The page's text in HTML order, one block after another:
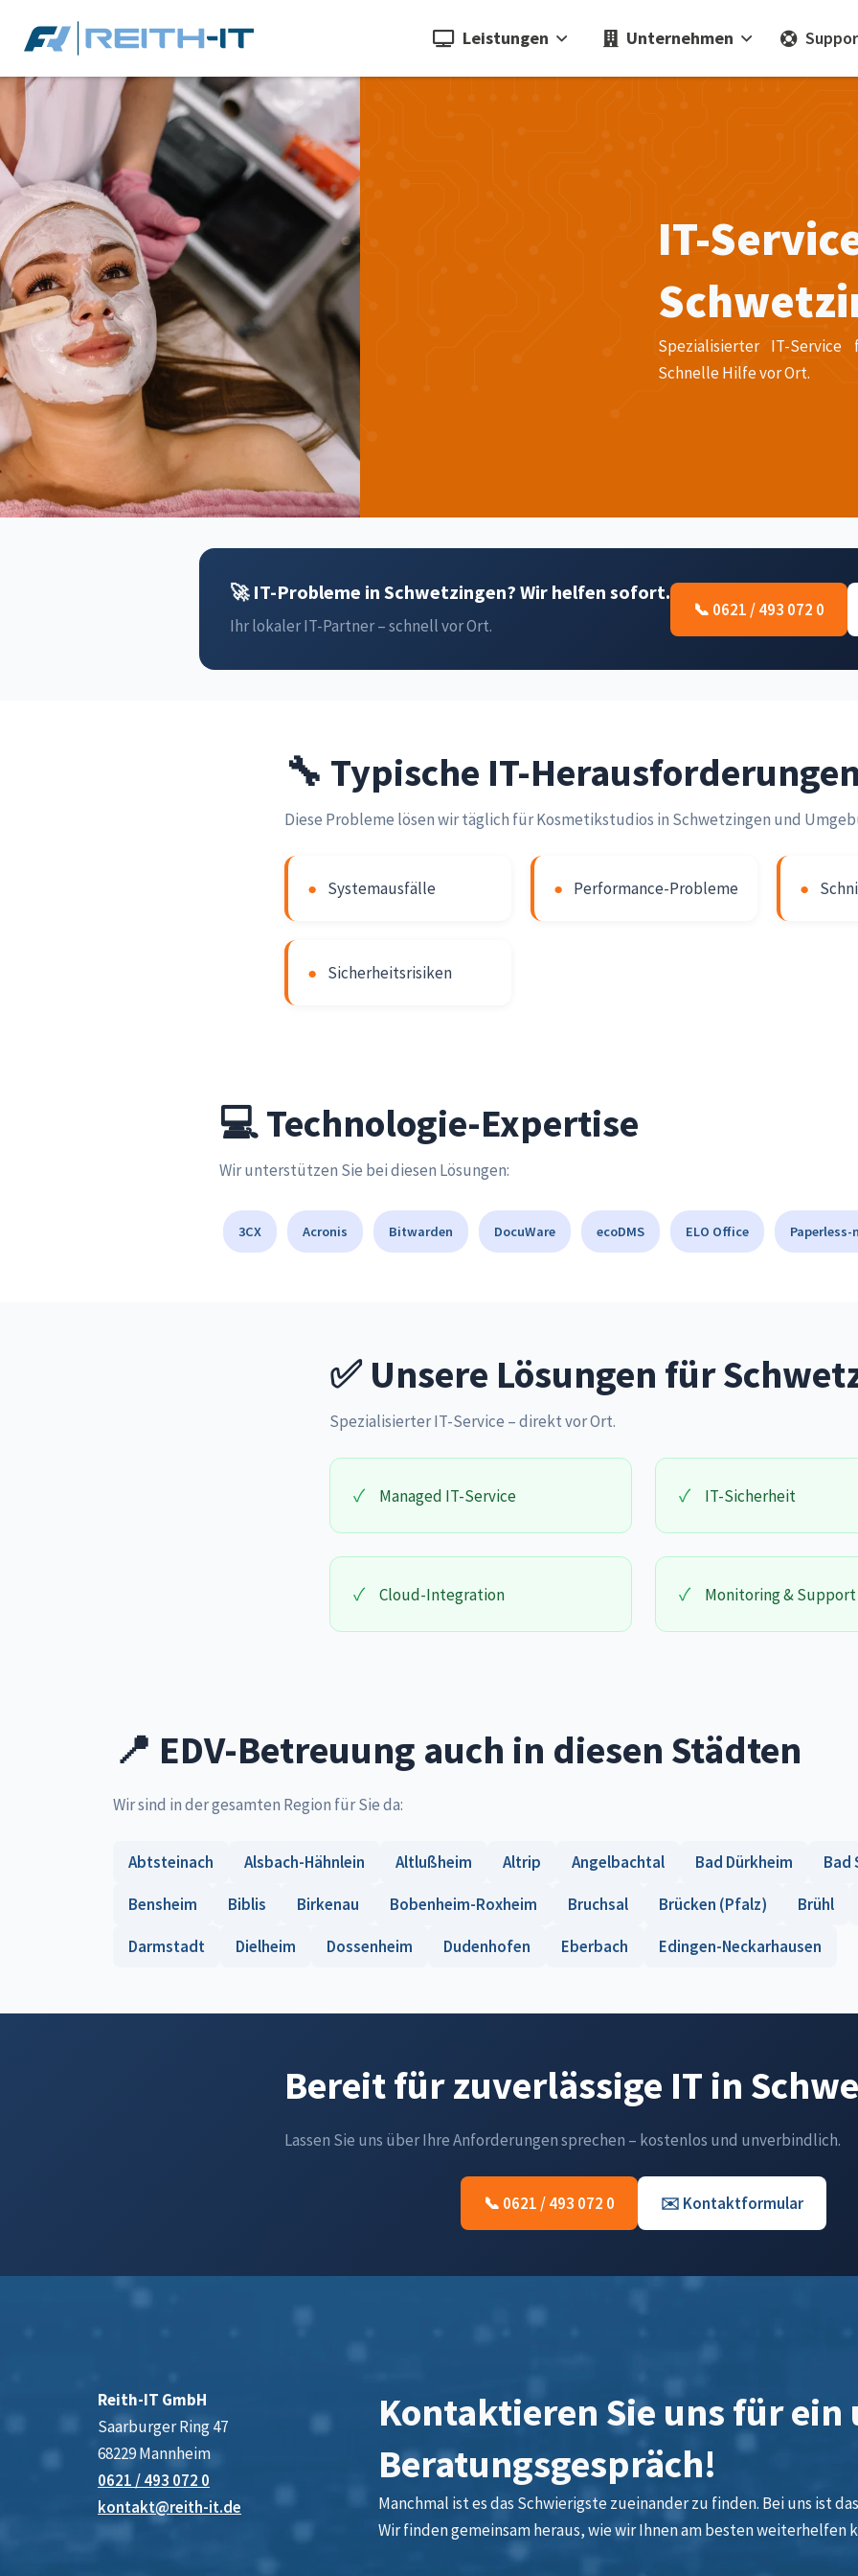
Leistungen Unternehmen
IT-
Spezialisierter IT-
Schnelle Hilfe vor Ort.
🚀 IT-Probleme in Schwetzingen? Wir helfen sofort.
Ihr lokaler IT-Partner – schnell vor Ort.
📞 0621 / 493 072 0
🔧 Typische IT-Herausforderungen
Diese Probleme lösen wir täglich für Kosmetikstudios in Schwetzingen und
● Systemausfälle ● Performance-Probleme ●
● Sicherheitsrisiken
💻 Technologie-Expertise
Wir unterstützen Sie bei diesen Lösungen:
3CX Acronis Bitwarden DocuWare ecoDMS ELO Office Paperless-
✅ Unsere Lösungen für
Spezialisierter IT-Service – direkt vor Ort.
✓ Managed IT-Service ✓ IT-Sicherheit
✓ Cloud-Integration ✓ Monitoring & Support
📍 EDV-Betreuung auch in diesen Städten
Wir sind in der gesamten Region für Sie da:
Abtsteinach Alsbach-Hähnlein Altlußheim Altrip Angelbachtal Bad Dürkheim Bad
Bensheim
Biblis Birkenau Bobenheim-Roxheim Bruchsal Brücken (Pfalz) Brühl
Darmstadt
Dielheim Dossenheim Dudenhofen Eberbach Edingen-Neckarhausen
Bereit für zuverlässige IT in
Lassen Sie uns über Ihre Anforderungen sprechen – kostenlos und unverbindlich.
📞 0621 / 493 072 0 ✉️ Kontaktformular
Reith-IT GmbH
Saarburger Ring 47
68229 Mannheim
0621 / 493 072 0
kontakt@reith-it.de
Kontaktieren Sie uns für
Beratungsgespräch!
Manchmal ist es das Schwierigste zueinander zu finden. Bei uns ist
Wir finden gemeinsam heraus, wie wir Ihnen am besten weiterhelfen